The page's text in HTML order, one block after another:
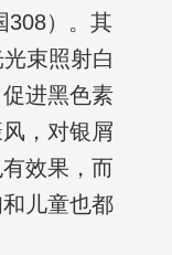
308）。其
束照射白
进黑色素
，对银屑
效果，而
儿童也都